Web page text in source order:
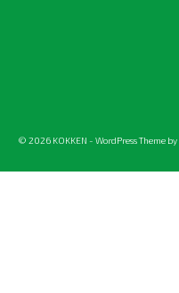
© 2026 KOKKEN - WordPress Theme by